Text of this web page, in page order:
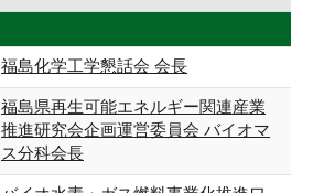
福島化学工学懇話会 会長
福島県再生可能エネルギー関連産業
推進研究会企画運営委員会 バイオマ
ス分科会長